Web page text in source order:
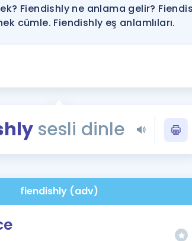
YDS ve YÖKDİL'e
Tüm ÖSYM
YDS - YÖKDİL
İngilizce
Fiendishly ne anlama gelir?
cümle. Fiendishly eş anlamlıları.
sesli dinle
fiendishly (adv)